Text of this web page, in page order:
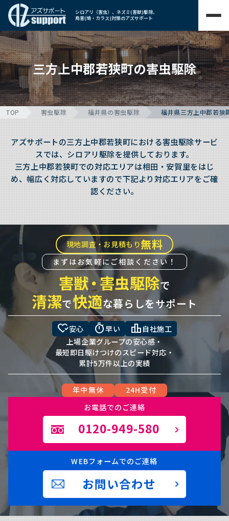
シロアリ（害虫）、ネズミ(害獣)駆除、
鳥害(鳩・カラス)対策のアズサポート
三方上中郡若狭町の害虫駆除
TOP 害虫駆除 福井県の害虫駆除 福井県三方上中郡若狭
アズサポートの三方上中郡若狭町における害虫駆除サービ
スでは、シロアリ駆除を提供しております。
三方上中郡若狭町での対応エリアは相田・安賀里をはじ
め、幅広く対応していますので下記より対応エリアをご確
認ください。
現地調査・お見積もり無料
まずはお気軽にご相談ください！
害獣・害虫駆除で
清潔で快適な暮らしをサポート
heart_check安心 timer早い leaderboard 自社施工
上場企業グループの安心感・
最短即日駆けつけのスピード対応・
累計5万件以上の実績
年中無休
24H受付
お電話でのご連絡
0120-949-580
WEBフォームでのご連絡
お問い合わせ